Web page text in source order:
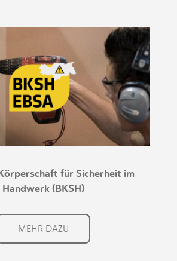
für Sicherheit im
Handwerk (BKSH)
MEHR DAZU